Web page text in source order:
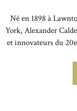
Né en 1898 à
York, Alexander
et innovateurs du